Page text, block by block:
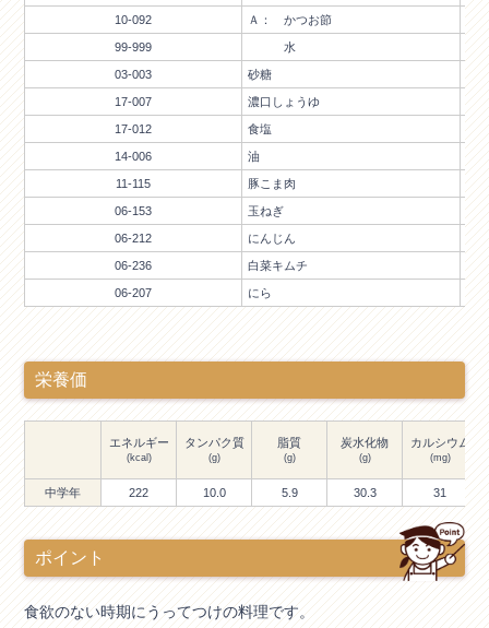
10-092 Ａ： かつお節
99-999 水
03-003 砂糖
17-007 濃口しょうゆ
17-012 食塩
14-006 油
11-115 豚こま肉
06-153 玉ねぎ
06-212 にんじん
06-236 白菜キムチ
06-207 にら
栄養価
エネルギー
(kcal)
タンパク質
(g)
脂質
(g)
炭水化物
(g)
カルシウム
(mg)
中学年 222 10.0 5.9 30.3 31
ポイント
食欲のない時期にうってつけの料理です。